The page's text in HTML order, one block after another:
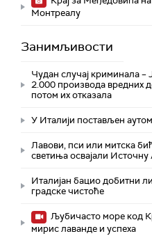
Монтреалу
Занимљивости
Чудан случај криминала
2.000 производа вредних
потом их отказала
У Италији постављен
Лавови, пси или митска
светиња освајали Источну
Италијан бацио добитни
градске чистоће
Љубичасто море код
мирис лаванде и успеха